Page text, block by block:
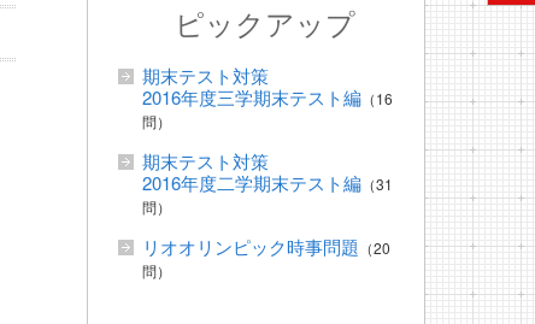
ピックアップ
期末テスト対策
2016年度三学期末テスト編 （16
問）
期末テスト対策
2016年度二学期末テスト編 （31
問）
リオオリンピック時事問題 （20
問）